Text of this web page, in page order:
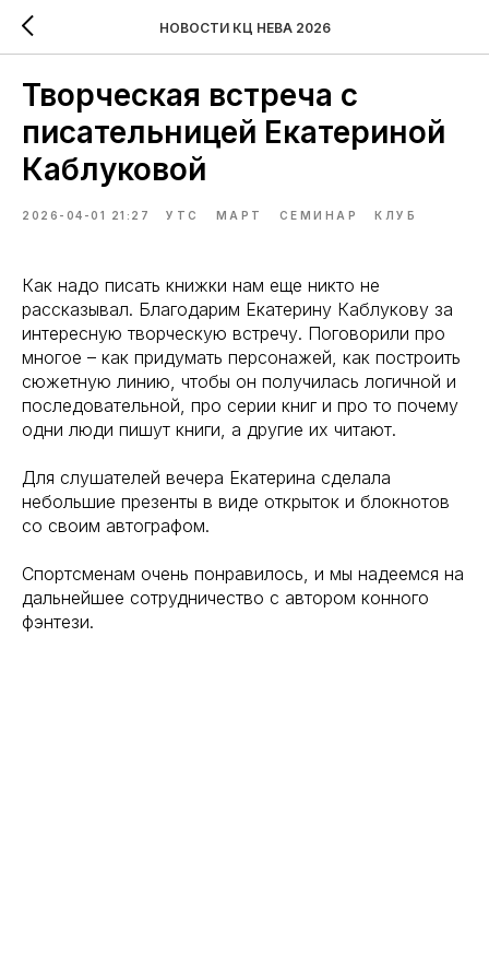
НОВОСТИ КЦ НЕВА 2026
Творческая встреча с
писательницей Екатериной
Каблуковой
2026-04-01 21:27 УТС МАРТ СЕМИНАР КЛУБ
Как надо писать книжки нам еще никто не
рассказывал. Благодарим Екатерину Каблукову за
интересную творческую встречу. Поговорили про
многое – как придумать персонажей, как построить
сюжетную линию, чтобы он получилась логичной и
последовательной, про серии книг и про то почему
одни люди пишут книги, а другие их читают.
Для слушателей вечера Екатерина сделала
небольшие презенты в виде открыток и блокнотов
со своим автографом.
Спортсменам очень понравилось, и мы надеемся на
дальнейшее сотрудничество с автором конного
фэнтези.